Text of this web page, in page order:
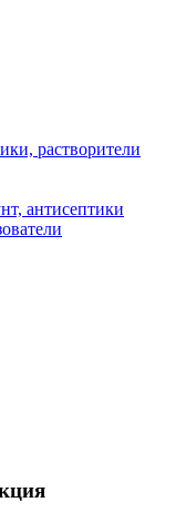
растворители
антисептики